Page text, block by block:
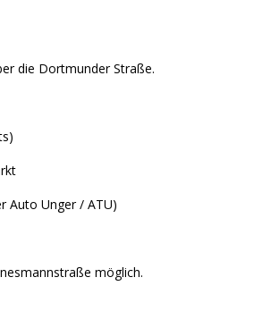
die Dortmunder Straße.
Auto Unger / ATU)
möglich.